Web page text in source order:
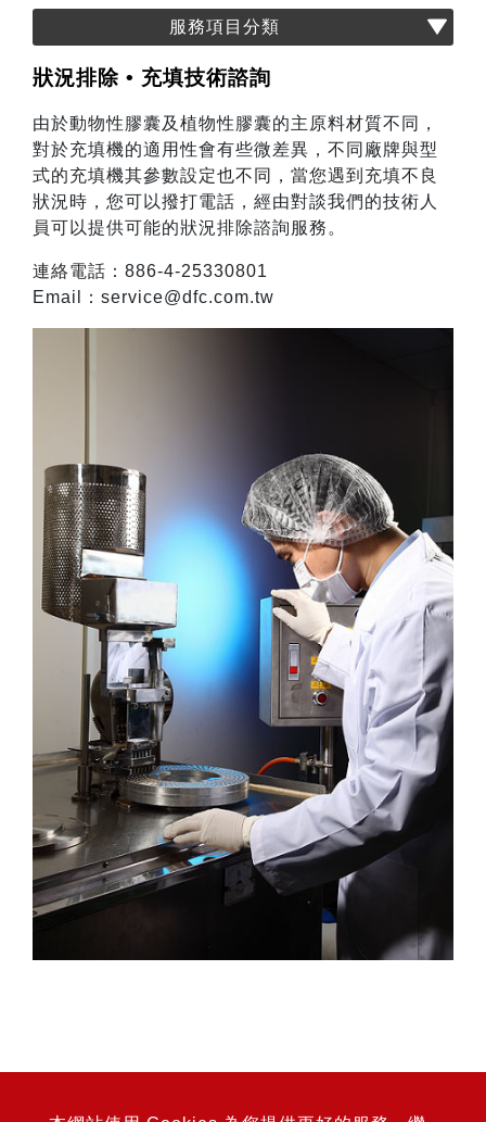
服務項目分類
狀況排除 • 充填技術諮詢
由於動物性膠囊及植物性膠囊的主原料材質不同，
對於充填機的適用性會有些微差異，不同廠牌與型
式的充填機其參數設定也不同， 當您遇到充填不良
狀況時，您可以撥打電話，經由對談我們的技術人
員可以提供可能的狀況排除諮詢服務 。
連絡電話：886-4-25330801
Email：service@dfc.com.tw